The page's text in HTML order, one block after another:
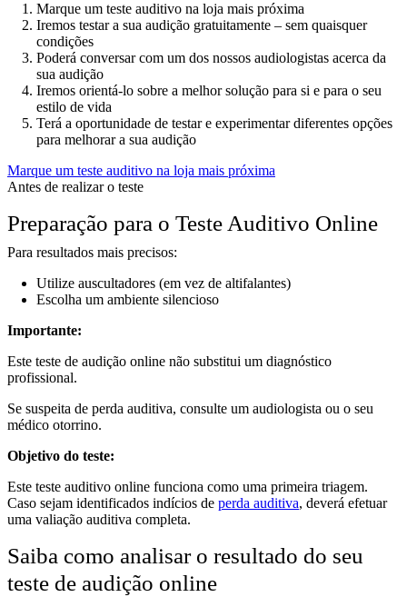
Marque um teste auditivo na loja mais próxima
Iremos testar a sua audição gratuitamente – sem quaisquer
condições
Poderá conversar com um dos nossos audiologistas acerca da
sua audição
Iremos orientá-lo sobre a melhor solução para si e para o seu
estilo de vida
Terá a oportunidade de testar e experimentar diferentes opções
para melhorar a sua audição
Marque um teste auditivo na loja mais próxima
Antes de realizar o teste
Preparação para o Teste Auditivo Online
Para resultados mais precisos:
Utilize auscultadores (em vez de altifalantes)
Escolha um ambiente silencioso
Importante:
Este teste de audição online não substitui um diagnóstico
profissional.
Se suspeita de perda auditiva, consulte um audiologista ou o seu
médico otorrino.
Objetivo do teste:
Este teste auditivo online funciona como uma primeira triagem.
Caso sejam identificados indícios de perda auditiva, deverá efetuar
uma valiação auditiva completa.
Saiba como analisar o resultado do seu
teste de audição online